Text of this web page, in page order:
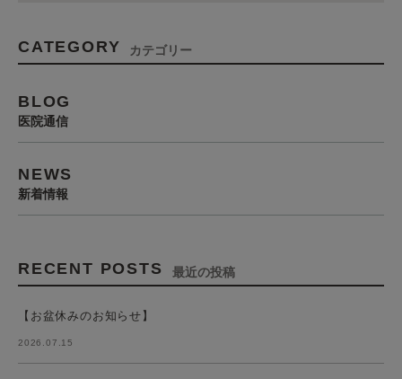
CATEGORY カテゴリー
BLOG
医院通信
NEWS
新着情報
RECENT POSTS 最近の投稿
【お盆休みのお知らせ】
2026.07.15